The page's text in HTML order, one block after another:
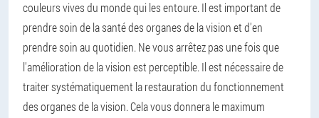
couleurs vives du monde qui les entoure. Il est important de
prendre soin de la santé des organes de la vision et d'en
prendre soin au quotidien. Ne vous arrêtez pas une fois que
l'amélioration de la vision est perceptible. Il est nécessaire de
traiter systématiquement la restauration du fonctionnement
des organes de la vision. Cela vous donnera le maximum